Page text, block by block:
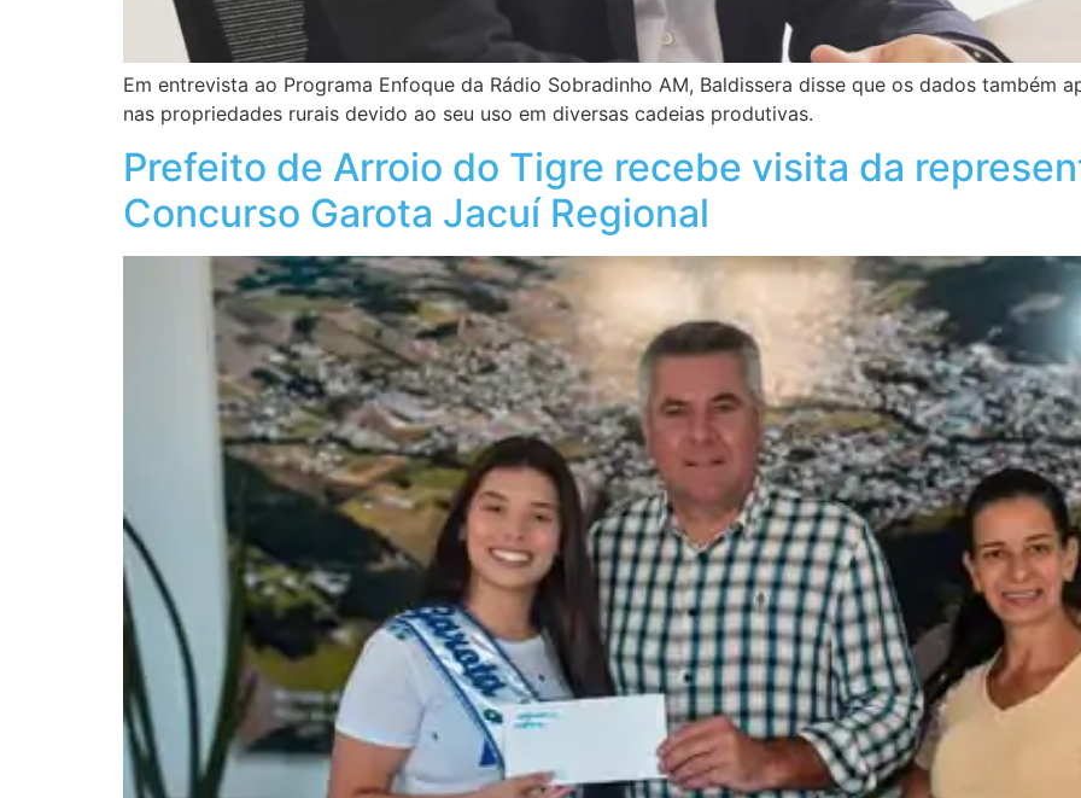
Em entrevista ao Programa Enfoque da Rádio Sobradinho AM, Baldissera disse que os dados também
nas propriedades rurais devido ao seu uso em diversas cadeias produtivas.
Prefeito de Arroio do Tigre recebe visita da
Concurso Garota Jacuí Regional